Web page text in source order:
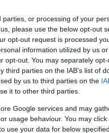
or processing of your
please use the below opt-out
opt-out request is processed
information utilized by us
opt-out. You may separately
parties on the IAB’s list of
by us to third parties on the
it to other third parties.
Google services and may
usage behaviour. You may
use your data for below
a látogatók ki is
zenélés
A 2017-ben indult